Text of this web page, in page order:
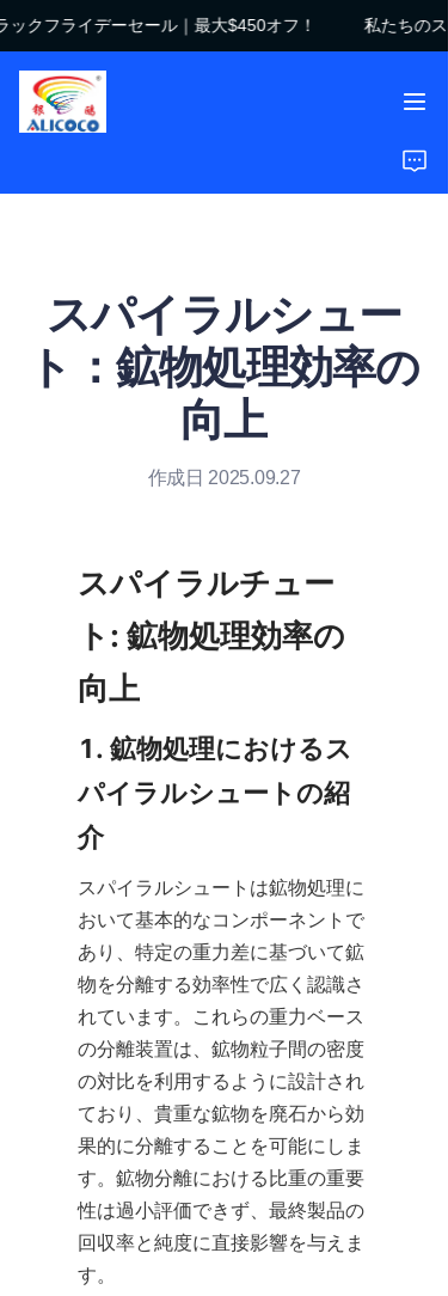
クフライデーセール｜最大$450オフ！
私たちの
私たちのストアへよう
デーセール｜最大$450
スパイラルシュー
ト：鉱物処理効率の
向上
作成日 2025.09.27
スパイラルチュー
ト: 鉱物処理効率の
向上
1. 鉱物処理におけるス
パイラルシュートの紹
介
スパイラルシュートは鉱物処理に
おいて基本的なコンポーネントで
あり、特定の重力差に基づいて鉱
物を分離する効率性で広く認識さ
れています。これらの重力ベース
の分離装置は、鉱物粒子間の密度
の対比を利用するように設計され
ており、貴重な鉱物を廃石から効
果的に分離することを可能にしま
す。鉱物分離における比重の重要
性は過小評価できず、最終製品の
回収率と純度に直接影響を与えま
す。
ホーム
製品
導入事例
会社概要